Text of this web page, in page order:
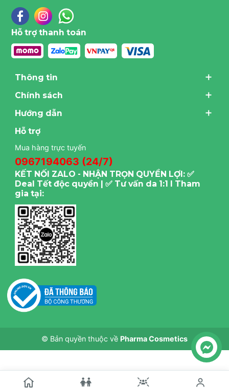
Hỗ trợ thanh toán
Thông tin
Chính sách
Hướng dẫn
Hỗ trợ
Mua hàng trực tuyến
0967194063 (24/7)
KẾT NỐI ZALO - NHẬN TRỌN QUYỀN LỢI: ✅
Deal Tết độc quyền | ✅ Tư vấn da 1:1 I Tham
gia tại:
© Bản quyền thuộc về Pharma Cosmetics